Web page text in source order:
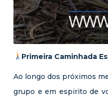
Primeira Caminhada
Ao longo dos próximos
grupo e em espirito de